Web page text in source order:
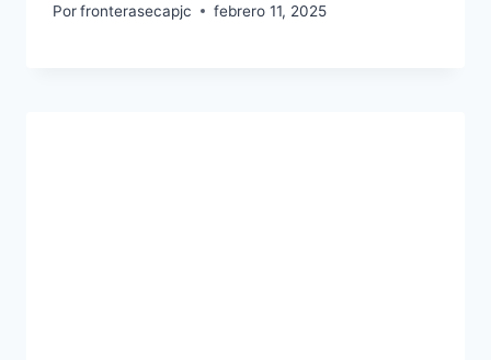
Porfronterasecapjc febrero 11, 2025